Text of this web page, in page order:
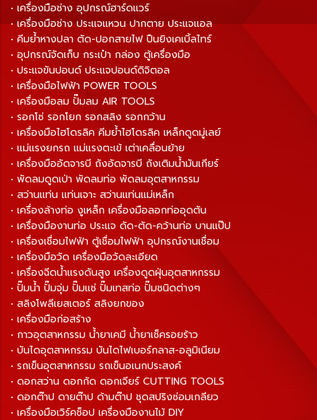
• เครื่องมือช่าง อุปกรณ์ฮาร์ดแวร์
• เครื่องมือช่าง ประแจแหวน ปากตาย ประแจแอล
• คีมย้ำหางปลา ตัด-ปอกสายไฟ ปืนยิงเคเบิ้ลไทร์
• อุปกรณ์จัดเก็บ กระเป๋า กล่อง ตู้เครื่องมือ
• ประแจขันปอนด์ ประแจปอนด์ดิจิตอล
• เครื่องมือไฟฟ้า POWER TOOLS
• เครื่องมือลม ปั๊มลม AIR TOOLS
• รอกโซ่ รอกโยก รอกสลิง รอกกว้าน
• เครื่องมือไฮโดรลิค คีมย้ำไฮโดรลิค เหล็กดูดมู่เลย์
• แม่แรงยกรถ แม่แรงตะเข้ เต่าเคลื่อนย้าย
• เครื่องมืออัดจารบี ถังอัดจารบี ถังเติมน้ำมันเกียร์
• พัดลมดูดเป่า พัดลมท่อ พัดลมอุตสาหกรรม
• สว่านแท่น แท่นเจาะ สว่านแท่นแม่เหล็ก
• เครื่องล้างท่อ งูเหล็ก เครื่องมือลอกท่ออุดตัน
• เครื่องมืองานท่อ ประแจ ดัด-ตัด-คว้านท่อ บานแป๊ป
• เครื่องเชื่อมไฟฟ้า ตู้เชื่อมไฟฟ้า อุปกรณ์งานเชื่อม
• เครื่องมือวัด เครื่องมือวัดละเอียด
• เครื่องฉีดน้ำแรงดันสูง เครื่องดูดฝุ่นอุตสาหกรรม
• ปั๊มน้ำ ปั๊มจุ่ม ปั๊มแช่ ปั๊มเทสท่อ ปั๊มชนิดต่างๆ
• สลิงโพลีเยสเตอร์ สลิงยกของ
• เครื่องมือก่อสร้าง
• กาวอุตสาหกรรม น้ำยาเคมี น้ำยาเช็ครอยร้าว
• บันไดอุตสาหกรรม บันไดไฟเบอร์กลาส-อลูมิเนียม
• รถเข็นอุตสาหกรรม รถเข็นอเนกประสงค์
• ดอกสว่าน ดอกกัด ดอกเจียร์ CUTTING TOOLS
• ดอกต๊าป ดายต๊าป ด้ามต๊าป ชุดสปริงซ่อมเกลียว
• เครื่องมือเวิร์คช็อป เครื่องมืองานไม้ DIY